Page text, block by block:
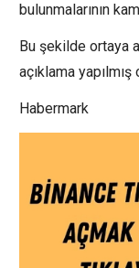
bulunmalarının
Bu şekilde ortaya
açıklama yapılmış
Habermark